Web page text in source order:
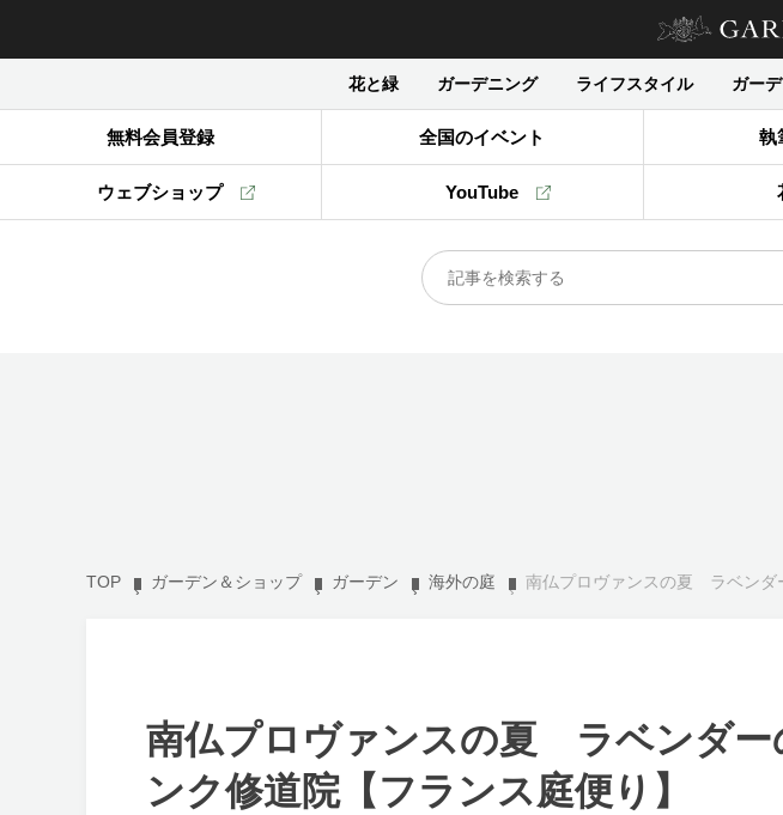
花と緑 ガーデニング ライフスタイル ガー
無料会員登録 全国のイベント 執
ウェブショップ YouTube
TOP ガーデン＆ショップ ガーデン 海外の庭 南仏プロヴァンスの夏 ラベンダーの
南仏プロヴァンスの夏 ラベンダー
ンク修道院【フランス庭便り】